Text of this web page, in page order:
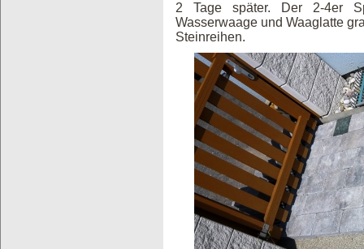
2 Tage später. Der 2-4er
Wasserwaage und Waaglatte
Steinreihen.